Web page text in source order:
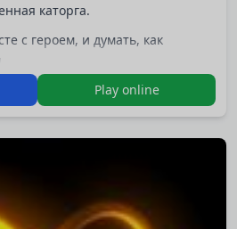
каторга.
с героем, и думать, как
Play online